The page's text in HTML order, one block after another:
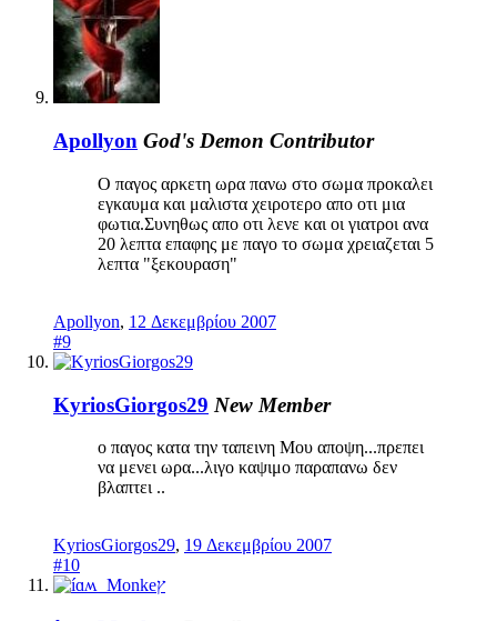
Apollyon God's Demon Contributor
Ο παγος αρκετη ωρα πανω στο σωμα προκαλει
εγκαυμα και μαλιστα χειροτερο απο οτι μια
φωτια.Συνηθως απο οτι λενε και οι γιατροι ανα
20 λεπτα επαφης με παγο το σωμα χρειαζεται 5
λεπτα "ξεκουραση"
Apollyon, 12 Δεκεμβρίου 2007
#9
KyriosGiorgos29 New Member
ο παγος κατα την ταπεινη Μου αποψη...πρεπει
να μενει ωρα...λιγο καψιμο παραπανω δεν
βλαπτει ..
KyriosGiorgos29, 19 Δεκεμβρίου 2007
#10